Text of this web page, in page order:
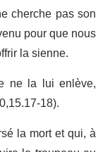
cherche pas son
pour que nous
la sienne.
ne la lui enlève,
18).
la mort et qui, à